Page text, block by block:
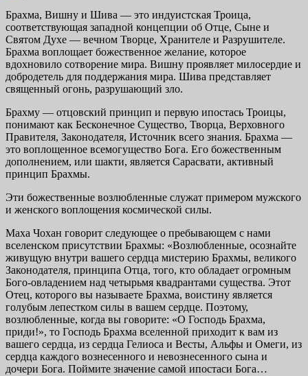
Брахма, Вишну и Шива — это индуистская Троица,
соответствующая западной концепции об Отце, Сыне и
Святом Духе — вечном Творце, Хранителе и Разрушителе.
Брахма воплощает божественное желание, которое
вдохновило сотворение мира. Вишну проявляет милосердие и
добродетель для поддержания мира. Шива представляет
священный огонь, разрушающий зло.
Брахму — отцовский принцип и первую ипостась Троицы,
понимают как Бесконечное Существо, Творца, Верховного
Правителя, Законодателя, Источник всего знания. Брахма —
это воплощенное всемогущество Бога. Его божественным
дополнением, или шакти, является Сарасвати, активный
принцип Брахмы.
Эти божественные возлюбленные служат примером мужского
и женского воплощения космической силы.
Маха Чохан говорит следующее о пребывающем с нами
вселенском присутствии Брахмы: «Возлюбленные, осознайте
живущую внутри вашего сердца мистерию Брахмы, великого
Законодателя, принципа Отца, того, кто обладает огромным
Бого-овладением над четырьмя квадрантами суще­ства. Этот
Отец, которого вы называете Брахма, воистину является
голубым лепестком силы в вашем сердце. Поэтому,
возлюбленные, когда вы говори­те: «О Господь Брахма,
приди!», то Господь Брахма вселенной приходит к вам из
вашего сердца, из сердца Гелиоса и Весты, Альфы и Омеги, из
серд­ца каждого вознесенного и невознесенного сына и
дочери Бога. Поймите значение самой ипостаси Бога…